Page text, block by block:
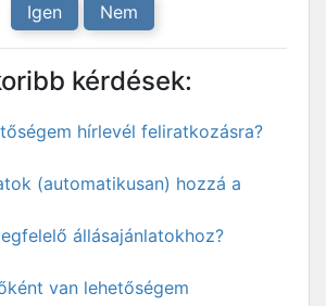
Igen Nem
kérdések:
hírlevél feliratkozásra?
(automatikusan) hozzá a
állásajánlatokhoz?
van lehetőségem